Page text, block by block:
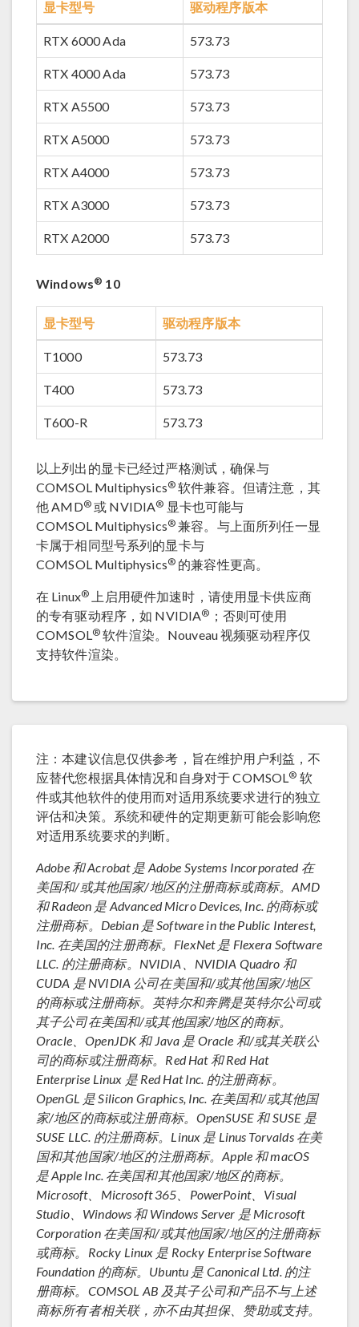
显卡型号 驱动程序版本
RTX 6000 Ada 573.73
RTX 4000 Ada 573.73
RTX A5500 573.73
RTX A5000 573.73
RTX A4000 573.73
RTX A3000 573.73
RTX A2000 573.73
Windows® 10
显卡型号 驱动程序版本
T1000 573.73
T400 573.73
T600-R 573.73
以上列出的显卡已经过严格测试，确保与
COMSOL Multiphysics® 软件兼容。但请注意，其
他 AMD®或 NVIDIA® 显卡也可能与
COMSOL Multiphysics® 兼容。与上面所列任一显
卡属于相同型号系列的显卡与
COMSOL Multiphysics® 的兼容性更高。
在 Linux®
上启用硬件加速时，请使用显卡供应商
的专有驱动程序，如 NVIDIA® ；否则可使用
COMSOL® 软件渲染。Nouveau 视频驱动程序仅
支持软件渲染。
注：本建议信息仅供参考，旨在维护用户利益，不
应替代您根据具体情况和自身对于 COMSOL® 软
件或其他软件的使用而对适用系统要求进行的独立
评估和决策。系统和硬件的定期更新可能会影响您
对适用系统要求的判断。
Adobe 和 Acrobat 是 Adobe Systems Incorporated 在
美国和/或其他国家/地区的注册商标或商标。AMD
和 Radeon 是 Advanced Micro Devices, Inc. 的商标或
注册商标。Debian 是 Software in the Public Interest,
Inc. 在美国的注册商标。FlexNet 是 Flexera Software
LLC. 的注册商标。NVIDIA、NVIDIA Quadro 和
CUDA 是 NVIDIA 公司在美国和/或其他国家/地区
的商标或注册商标。英特尔和奔腾是英特尔公司或
其子公司在美国和/或其他国家/地区的商标。
Oracle、OpenJDK 和 Java 是 Oracle 和/或其关联公
司的商标或注册商标。Red Hat 和 Red Hat
Enterprise Linux 是 Red Hat Inc. 的注册商标。
OpenGL 是 Silicon Graphics, Inc. 在美国和/或其他国
家/地区的商标或注册商标。OpenSUSE 和 SUSE 是
SUSE LLC. 的注册商标。Linux 是 Linus Torvalds 在美
国和其他国家/地区的注册商标。Apple 和 macOS
是 Apple Inc. 在美国和其他国家/地区的商标。
Microsoft、Microsoft 365、PowerPoint、Visual
Studio、Windows 和 Windows Server 是 Microsoft
Corporation 在美国和/或其他国家/地区的注册商标
或商标。Rocky Linux 是 Rocky Enterprise Software
Foundation 的商标。Ubuntu 是 Canonical Ltd. 的注
册商标。COMSOL AB 及其子公司和产品不与上述
商标所有者相关联，亦不由其担保、赞助或支持。